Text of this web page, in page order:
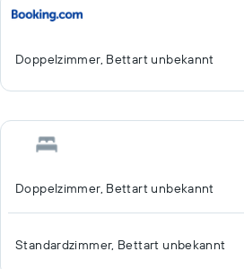
Doppelzimmer, Bettart unbekannt
Doppelzimmer, Bettart unbekannt
Standardzimmer, Bettart unbekannt